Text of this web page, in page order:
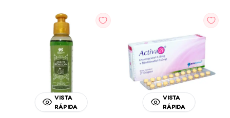
VISTA
RÁPIDA
VISTA
RÁPIDA